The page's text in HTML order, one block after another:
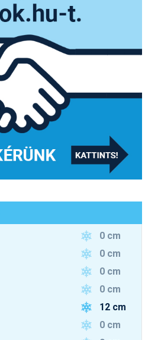
0 cm
0 cm
0 cm
0 cm
12 cm
0 cm